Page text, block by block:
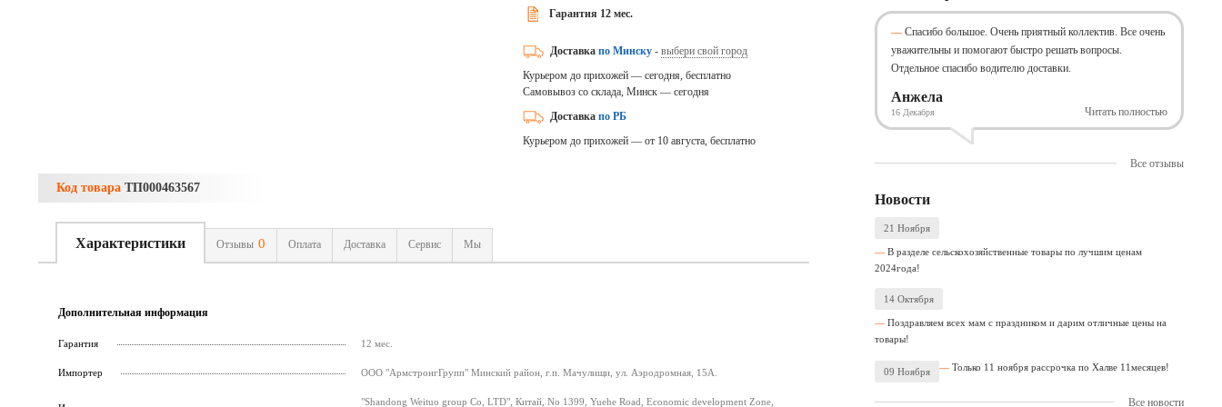
Гарантия 12 мес.
Доставка по Минску- выбери свой город
Курьером до прихожей — сегодня, бесплатно
Самовывоз со склада, Минск — сегодня
Доставка по РБ
Курьером до прихожей — от 10 августа, бесплатно
Код товара ТП000463567
Характеристики Отзывы 0 Оплата Доставка Сервис Мы
Дополнительная информация
Гарантия 12 мес.
Импортер ООО "АрмстронгГрупп" Минский район, г.п. Мачулищи, ул. Аэродромная, 15А.
"Shandong Weituo group Co, LTD", Китай, No 1399, Yuehe Road, Economic development Zone,
Спасибо большое. Очень приятный коллектив. Все очень
уважительны и помогают быстро решать вопросы.
Отдельное спасибо водителю доставки.
Анжела
16 Декабря Читать полностью
Все отзывы
Новости
21 Ноября
В разделе сельскохозяйственные товары по лучшим ценам
2024года!
14 Октября
Поздравляем всех мам с праздником и дарим отличные цены на
товары!
09 Ноября Только 11 ноября рассрочка по Халве 11месяцев!
Все новости